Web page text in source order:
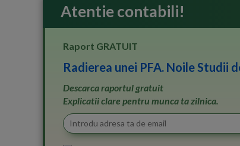
Atentie contabili!
Raport GRATUIT
Radierea unei PFA. Noile Studii
Descarca raportul gratuit
Explicatii clare pentru munca ta zilnica.